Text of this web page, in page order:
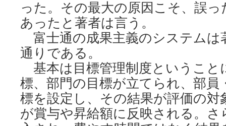
った。その最大の原因こそ、誤
あったと著者は言う。
富士通の成果主義のシステムは
通りである。
基本は目標管理制度ということ
標、部門の目標が立てられ、部員
標を設定し、その結果が評価の対
が賞与や昇給額に反映される。さ